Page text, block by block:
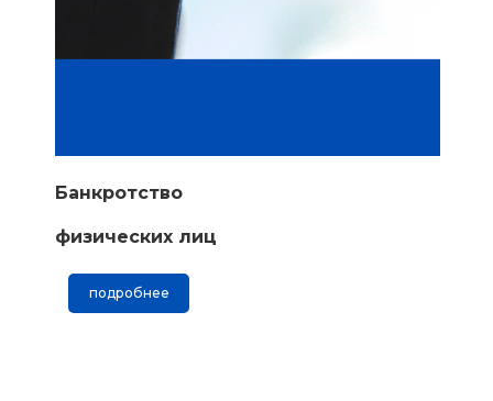
Банкротство
физических лиц
подробнее